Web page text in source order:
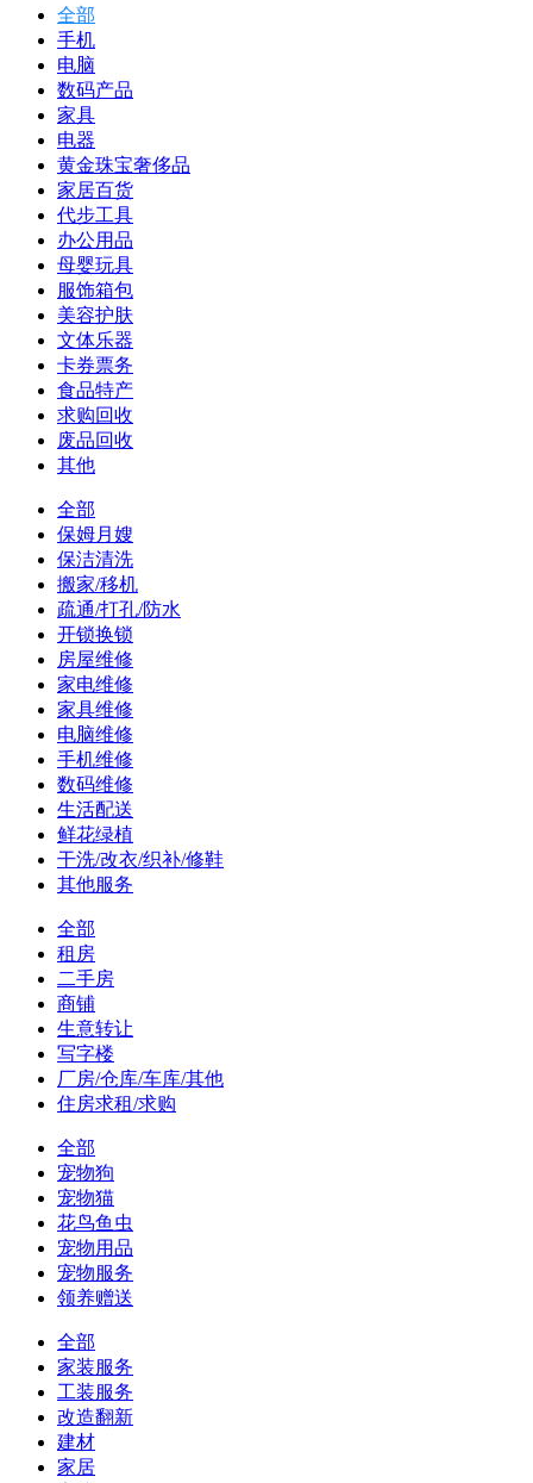
全部
手机
电脑
数码产品
家具
电器
黄金珠宝奢侈品
家居百货
代步工具
办公用品
母婴玩具
服饰箱包
美容护肤
文体乐器
卡券票务
食品特产
求购回收
废品回收
其他
全部
保姆月嫂
保洁清洗
搬家/移机
疏通/打孔/防水
开锁换锁
房屋维修
家电维修
家具维修
电脑维修
手机维修
数码维修
生活配送
鲜花绿植
干洗/改衣/织补/修鞋
其他服务
全部
租房
二手房
商铺
生意转让
写字楼
厂房/仓库/车库/其他
住房求租/求购
全部
宠物狗
宠物猫
花鸟鱼虫
宠物用品
宠物服务
领养赠送
全部
家装服务
工装服务
改造翻新
建材
家居